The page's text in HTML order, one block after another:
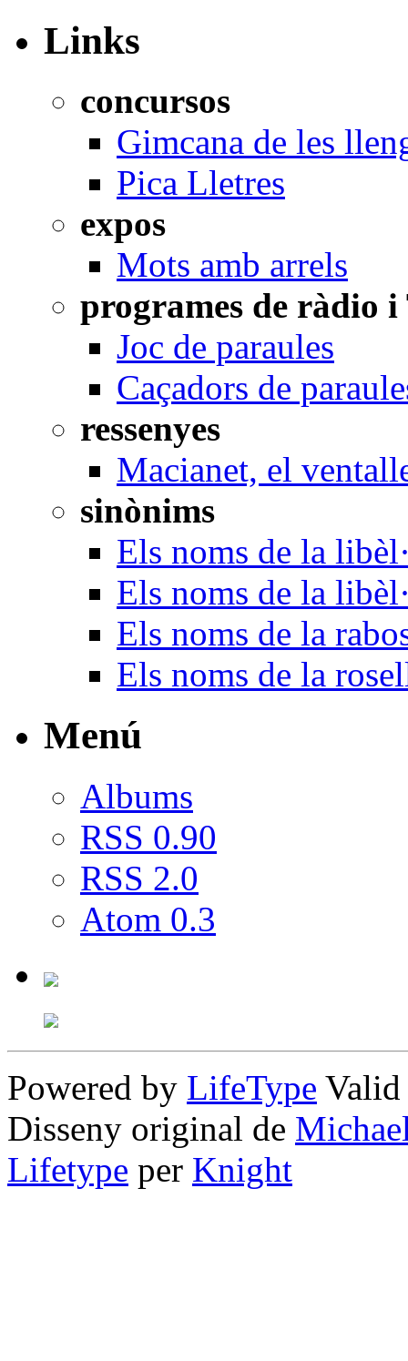
Links
concursos
Gimcana de les
Pica Lletres
expos
Mots amb arrels
programes de ràdio
Joc de paraules
Caçadors de
ressenyes
Macianet, el
sinònims
Els noms de la
Els noms de la
Els noms de la
Els noms de la
Menú
Albums
RSS 0.90
RSS 2.0
Atom 0.3
Powered by LifeType
Disseny original de
Lifetype per Knight